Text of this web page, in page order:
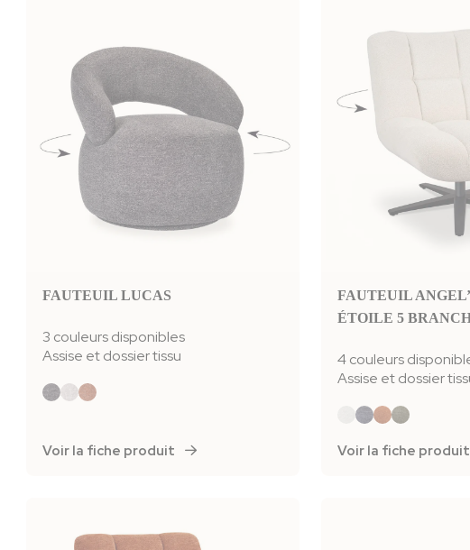
FAUTEUIL LUCAS
3 couleurs disponibles
Assise et dossier tissu
Voir la fiche produit
FAUTEUIL
ÉTOILE 5
4 couleurs
Assise et dossier
Voir la fiche